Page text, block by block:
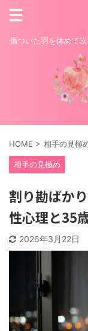
傷ついた羽を休めて
HOME > 相手の見極
相手の見極め
割り勘ばか
性心理と35
2026年3月22日